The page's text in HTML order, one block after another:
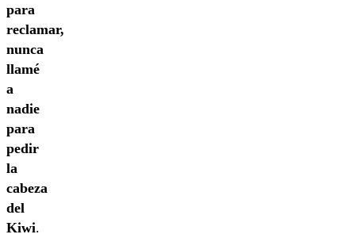
para
reclamar,
nunca
llamé
a
nadie
para
pedir
la
cabeza
del
Kiwi.